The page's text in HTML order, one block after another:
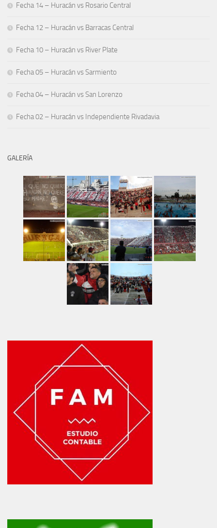
Fecha 14 – Huracán vs Rosario Central
Fecha 12 – Huracán vs Barracas Central
Fecha 10 – Huracán vs River Plate
Fecha 05 – Huracán vs Sarmiento
Fecha 04 – Huracán vs San Lorenzo
Fecha 02 – Huracán vs Independiente Rivadavia
GALERÍA